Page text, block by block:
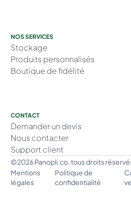
NOS SERVICES
Stockage
Produits personnalisés
Boutique de fidélité
CONTACT
Demander un devis
Nous contacter
Support client
©2026 Panopli.co. tous droits
Mentions
légales
Politique de
confidentialité